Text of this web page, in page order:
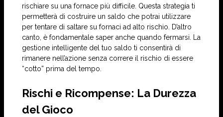
rischiare su una fornace più difficile. Questa strategia ti
permetterà di costruire un saldo che potrai utilizzare
per tentare di saltare su fornaci ad alto rischio. D’altro
canto, è fondamentale saper anche quando fermarsi. La
gestione intelligente del tuo saldo ti consentirà di
rimanere nell’azione senza correre il rischio di essere
“cotto” prima del tempo.
Rischi e Ricompense: La Durezza
del Gioco